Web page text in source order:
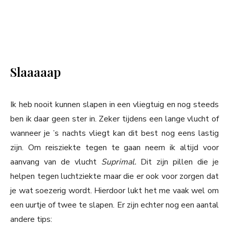
Slaaaaap
Ik heb nooit kunnen slapen in een vliegtuig en nog steeds
ben ik daar geen ster in. Zeker tijdens een lange vlucht of
wanneer je ’s nachts vliegt kan dit best nog eens lastig
zijn. Om reisziekte tegen te gaan neem ik altijd voor
aanvang van de vlucht Suprimal. Dit zijn pillen die je
helpen tegen luchtziekte maar die er ook voor zorgen dat
je wat soezerig wordt. Hierdoor lukt het me vaak wel om
een uurtje of twee te slapen. Er zijn echter nog een aantal
andere tips: